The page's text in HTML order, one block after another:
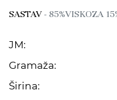
SASTAV- 85%VISKOZA
JM:
Gramaža:
Širina: